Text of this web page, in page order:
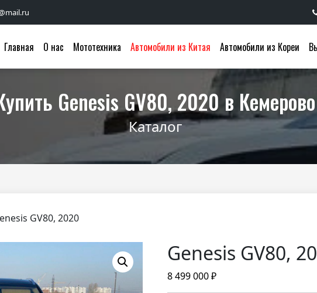
Главная О нас Мототехника Автомобили из Китая Автомобили из Кореи
Genesis GV80, 2020 в Кемерово
Каталог
GV80, 2020
Genesis GV80,
8 499 000₽